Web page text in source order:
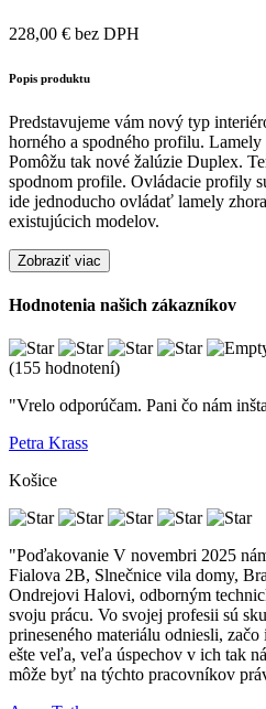
228,00 € bez DPH
Popis produktu
Predstavujeme vám nový typ
horného a spodného profilu.
Pomôžu tak nové žalúzie Duplex.
spodnom profile. Ovládacie profily
ide jednoducho ovládať lamely
existujúcich modelov.
Zobraziť viac
Hodnotenia našich zákazníkov
(155 hodnotení)
"Vrelo odporúčam. Pani čo nám
Petra Krass
Košice
"Poďakovanie V novembri 2025
Fialova 2B, Slnečnice vila domy,
Ondrejovi Halovi, odborným
svoju prácu. Vo svojej profesii sú
prineseného materiálu odniesli,
ešte veľa, veľa úspechov v ich tak
môže byť na týchto pracovníkov